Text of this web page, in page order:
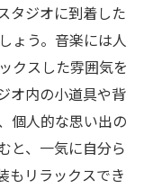
タジオに到着した
ょう。音楽には人
クスした雰囲気を
オ内の小道具や背
個人的な思い出の
と、一気に自分ら
もリラックスでき